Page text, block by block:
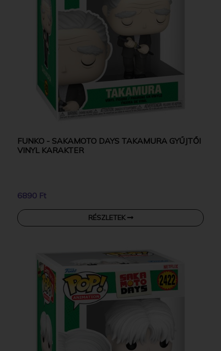
FUNKO - SAKAMOTO DAYS TAKAMURA GYŰJTŐI
VINYL KARAKTER
6890 Ft
RÉSZLETEK